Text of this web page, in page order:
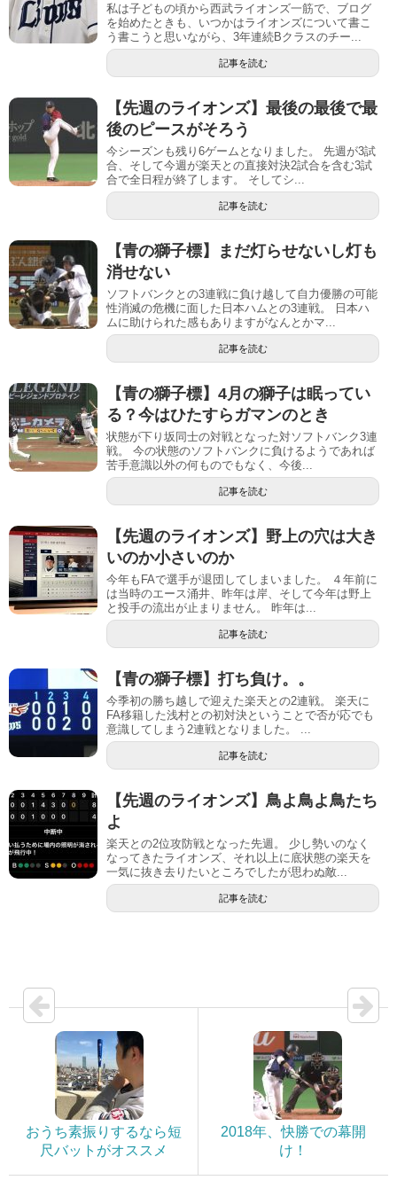
私は子どもの頃から西武ライオンズ一筋で、ブログ
を始めたときも、いつかはライオンズについて書こ
う書こうと思いながら、3年連続Bクラスのチー...
記事を読む
【先週のライオンズ】最後の最後で最
後のピースがそろう
今シーズンも残り6ゲームとなりました。 先週が3試
合、そして今週が楽天との直接対決2試合を含む3試
合で全日程が終了します。 そしてシ...
記事を読む
【青の獅子標】まだ灯らせないし灯も
消せない
ソフトバンクとの3連戦に負け越して自力優勝の可能
性消滅の危機に面した日本ハムとの3連戦。 日本ハ
ムに助けられた感もありますがなんとかマ...
記事を読む
【青の獅子標】4月の獅子は眠ってい
る？今はひたすらガマンのとき
状態が下り坂同士の対戦となった対ソフトバンク3連
戦。 今の状態のソフトバンクに負けるようであれば
苦手意識以外の何ものでもなく、今後...
記事を読む
【先週のライオンズ】野上の穴は大き
いのか小さいのか
今年もFAで選手が退団してしまいました。 ４年前に
は当時のエース涌井、昨年は岸、そして今年は野上
と投手の流出が止まりません。 昨年は...
記事を読む
【青の獅子標】打ち負け。。
今季初の勝ち越しで迎えた楽天との2連戦。 楽天に
FA移籍した浅村との初対決ということで否が応でも
意識してしまう2連戦となりました。 ...
記事を読む
【先週のライオンズ】鳥よ鳥よ鳥たち
よ
楽天との2位攻防戦となった先週。 少し勢いのなく
なってきたライオンズ、それ以上に底状態の楽天を
一気に抜き去りたいところでしたが思わぬ敵...
記事を読む
おうち素振りするなら短
尺バットがオススメ
2018年、快勝での幕開
け！